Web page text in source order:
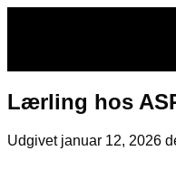
Lærling hos
Udgivet januar 12, 2026